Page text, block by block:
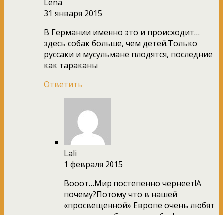
Lena
31 января 2015
В Германии именно это и происходит…
здесь собак больше, чем детей.Только
руссаки и мусульмане плодятся, последние
как тараканы
Ответить
Lali
1 февраля 2015
Вооот…Мир постепенно чернеет!А
почему?Потому что в нашей
«просвещенной» Европе очень любят